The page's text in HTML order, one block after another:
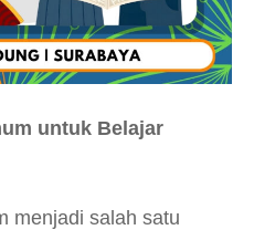
untuk Belajar
menjadi salah satu